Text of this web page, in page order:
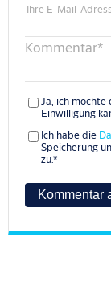
Ihre E-Mail-
Kommentar*
Ja, ich möchte
Einwilligung
Ich habe die
Speicherung
zu.*